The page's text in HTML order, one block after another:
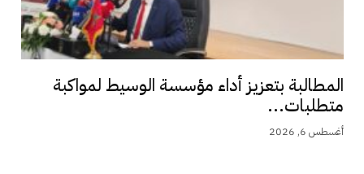
المطالبة بتعزيز أداء مؤسسة الوسيط لمواكبة
متطلبات...
أغسطس 6, 2026